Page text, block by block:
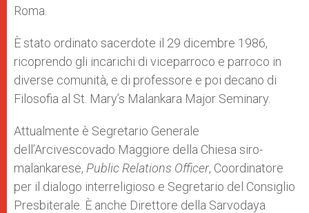
Roma.
È stato ordinato sacerdote il 29 dicembre 1986,
ricoprendo gli incarichi di viceparroco e parroco in
diverse comunità, e di professore e poi decano di
Filosofia al St. Mary’s Malankara Major Seminary.
Attualmente è Segretario Generale
dell’Arcivescovado Maggiore della Chiesa siro-
malankarese, Public Relations Officer, Coordinatore
per il dialogo interreligioso e Segretario del Consiglio
Presbiterale. È anche Direttore della Sarvodaya